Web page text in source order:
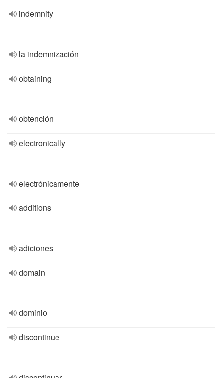
indemnity
la indemnización
obtaining
obtención
electronically
electrónicamente
additions
adiciones
domain
dominio
discontinue